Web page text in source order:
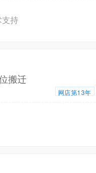
持
搬迁
网店第13年